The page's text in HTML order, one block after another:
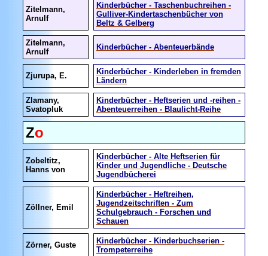
Zitelmann,
Arnulf
Kinderbücher - Taschenbuchreihen -
Gulliver-Kindertaschenbücher von
Beltz & Gelberg
Zitelmann,
Arnulf
Kinderbücher - Abenteuerbände
Zjurupa, E.
Kinderbücher - Kinderleben in fremden
Ländern
Zlamany,
Svatopluk
Kinderbücher - Heftserien und -reihen -
Abenteuerreihen - Blaulicht-Reihe
Zo
Zobeltitz,
Hanns von
Kinderbücher - Alte Heftserien für
Kinder und Jugendliche - Deutsche
Jugendbücherei
Zöllner, Emil
Kinderbücher - Heftreihen,
Jugendzeitschriften - Zum
Schulgebrauch - Forschen und
Schauen
Zörner, Guste
Kinderbücher - Kinderbuchserien -
Trompeterreihe